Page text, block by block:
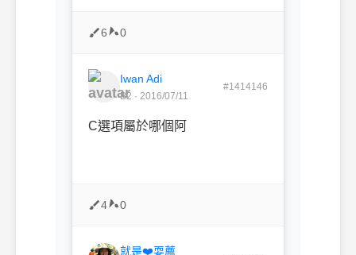
6 0
Iwan Adi
B2 · 2016/07/11
#1414146
C選項屬於哪個阿
4 0
就是❤️耍薦